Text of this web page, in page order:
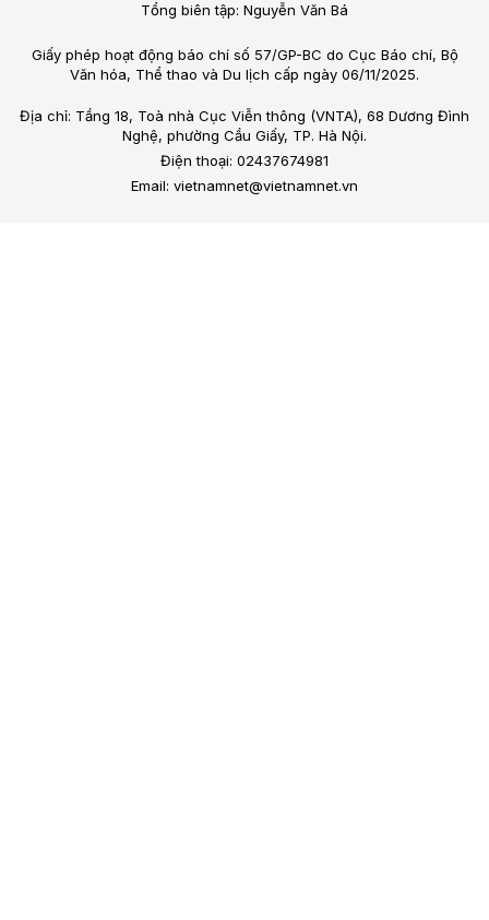
Tổng biên tập: Nguyễn Văn Bá
Giấy phép hoạt động báo chí số 57/GP-BC do Cục Báo chí, Bộ
Văn hóa, Thể thao và Du lịch cấp ngày 06/11/2025.
Địa chỉ: Tầng 18, Toà nhà Cục Viễn thông (VNTA), 68 Dương Đình
Nghệ, phường Cầu Giấy, TP. Hà Nội.
Điện thoại: 02437674981
Email: vietnamnet@vietnamnet.vn